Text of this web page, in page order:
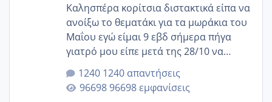
Καλησπέρα κορίτσια διστακτικά είπα να
ανοίξω το θεματάκι για τα μωράκια του
Μαΐου εγώ είμαι 9 εβδ σήμερα πήγα
γιατρό μου είπε μετά της 28/10 να
κλείσω ραντεβού για την αυχενική είναι
καμιά άλλη κοπέλα να γεννάει Μάιο ;;
1240 απαντήσεις
96698 εμφανίσεις